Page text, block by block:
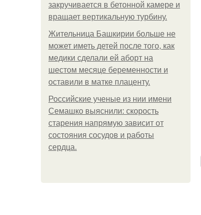
закручивается в бетонной камере и
вращает вертикальную турбину.
Жительница Башкирии больше не
может иметь детей после того, как
медики сделали ей аборт на
шестом месяце беременности и
оставили в матке плаценту.
Российские ученые из нии имени
Семашко выяснили: скорость
старения напрямую зависит от
состояния сосудов и работы
сердца.